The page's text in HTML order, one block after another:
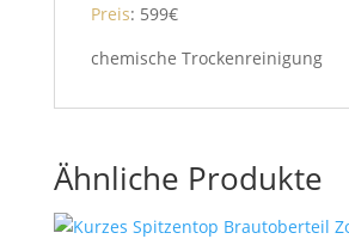
Preis: 599€
chemische Trockenreinigung
Ähnliche Produkte